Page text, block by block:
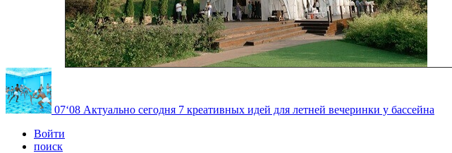
07‘08 Актуально сегодня 7 креативных идей для летней вечеринки у бассейна
Войти
поиск